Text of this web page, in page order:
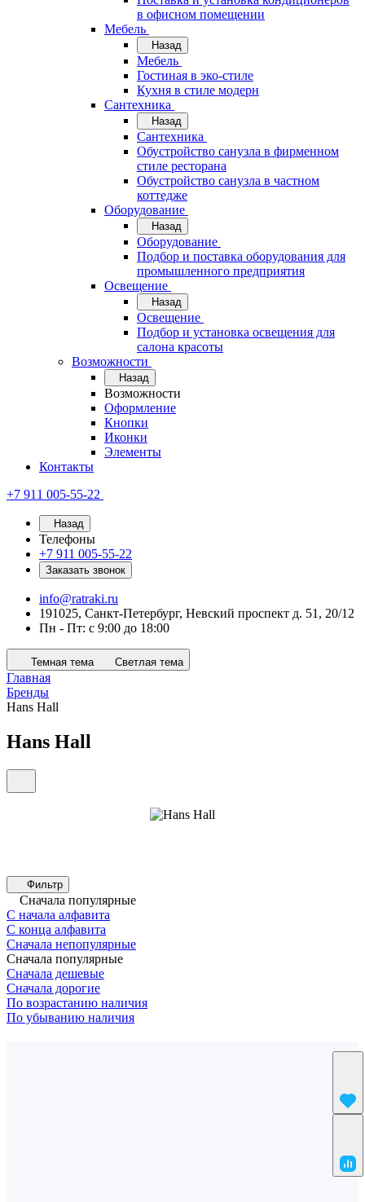
в офисном помещении
Мебель
Назад
Мебель
Гостиная в эко-стиле
Кухня в стиле модерн
Сантехника
Назад
Сантехника
Обустройство санузла в фирменном
стиле ресторана
Обустройство санузла в частном
коттедже
Оборудование
Назад
Оборудование
Подбор и поставка оборудования для
промышленного предприятия
Освещение
Назад
Освещение
Подбор и установка освещения для
салона красоты
Возможности
Назад
Возможности
Оформление
Кнопки
Иконки
Элементы
Контакты
+7 911 005-55-22
Назад
Телефоны
+7 911 005-55-22
Заказать звонок
info@ratraki.ru
191025, Санкт-Петербург, Невский проспект д. 51, 20/12
Пн - Пт: с 9:00 до 18:00
Темная тема Светлая тема
Главная
Бренды
Hans Hall
Hans Hall
Фильтр
Сначала популярные
С начала алфавита
С конца алфавита
Сначала непопулярные
Сначала популярные
Сначала дешевые
Сначала дорогие
По возрастанию наличия
По убыванию наличия